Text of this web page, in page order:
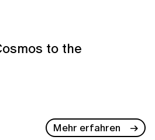
to the
Mehr erfahren